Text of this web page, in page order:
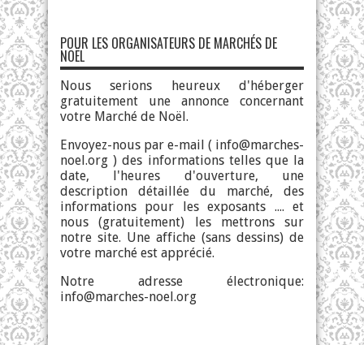
POUR LES ORGANISATEURS DE MARCHÉS DE
NOËL
Nous serions heureux d'héberger
gratuitement une annonce concernant
votre Marché de Noël.
Envoyez-nous par e-mail ( info@marches-
noel.org ) des informations telles que la
date, l'heures d'ouverture, une
description détaillée du marché, des
informations pour les exposants .... et
nous (gratuitement) les mettrons sur
notre site. Une affiche (sans dessins) de
votre marché est apprécié.
Notre adresse électronique:
info@marches-noel.org